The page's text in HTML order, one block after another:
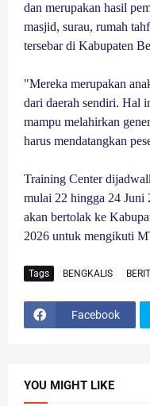
dan merupakan hasil
masjid, surau, rumah
tersebar di Kabupaten
"Mereka merupakan
dari daerah sendiri. Hal
mampu melahirkan
harus mendatangkan
Training Center
mulai 22 hingga 24 Juni
akan bertolak ke
2026 untuk mengikuti
Tags BENGKALIS
Facebook
YOU MIGHT LIKE